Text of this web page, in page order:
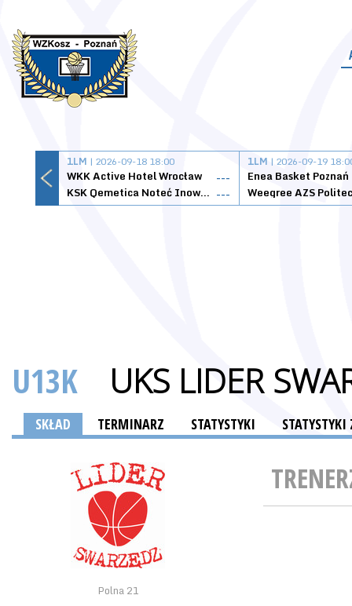
1LM | 2026-09-18 18:00
WKK Active Hotel Wrocław
---
KSK Qemetica Noteć Inowrocław ---
1LM | 2026-09-19
Enea Basket Poznań
U13K UKS LIDER
SKŁAD TERMINARZ STATYSTYKI
Polna 21